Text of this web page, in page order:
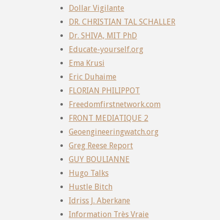
Dollar Vigilante
DR. CHRISTIAN TAL SCHALLER
Dr. SHIVA, MIT PhD
Educate-yourself.org
Ema Krusi
Eric Duhaime
FLORIAN PHILIPPOT
Freedomfirstnetwork.com
FRONT MEDIATIQUE 2
Geoengineeringwatch.org
Greg Reese Report
GUY BOULIANNE
Hugo Talks
Hustle Bitch
Idriss J. Aberkane
Information Très Vraie